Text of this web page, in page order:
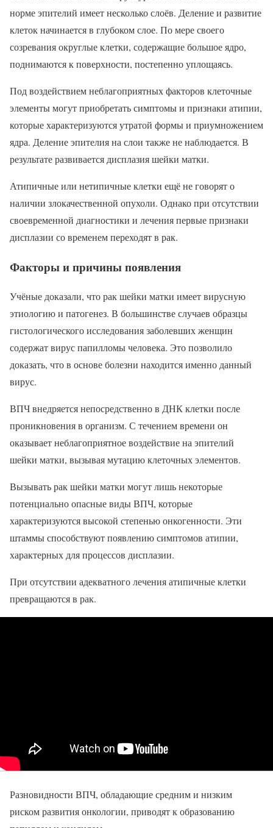
норме эпителий имеет несколько слоёв. Деление и развитие
клеток начинается в глубоком слое. По мере своего
созревания округлые клетки, содержащие большое ядро,
поднимаются к поверхности, постепенно уплощаясь.
Под воздействием неблагоприятных факторов клеточные
элементы могут приобретать симптомы и признаки атипии,
которые характеризуются утратой формы и приумножением
ядра. Деление эпителия на слои также не наблюдается. В
результате развивается дисплазия шейки матки.
Атипичные или нетипичные клетки ещё не говорят о
наличии злокачественной опухоли. Однако при отсутствии
своевременной диагностики и лечения первые признаки
дисплазии со временем переходят в рак.
Факторы и причины появления
Учёные доказали, что рак шейки матки имеет вирусную
этиологию и патогенез. В большинстве случаев образцы
гистологического исследования заболевших женщин
содержат вирус папилломы человека. Это позволило
доказать, что в основе болезни находится именно данный
вирус.
ВПЧ внедряется непосредственно в ДНК клетки после
проникновения в организм. С течением времени он
оказывает неблагоприятное воздействие на эпителий
шейки матки, вызывая мутацию клеточных элементов.
Вызывать рак шейки матки могут лишь некоторые
потенциально опасные виды ВПЧ, которые
характеризуются высокой степенью онкогенности. Эти
штаммы способствуют появлению симптомов атипии,
характерных для процессов дисплазии.
При отсутствии адекватного лечения атипичные клетки
превращаются в рак.
Разновидности ВПЧ, обладающие средним и низким
риском развития онкологии, приводят к образованию